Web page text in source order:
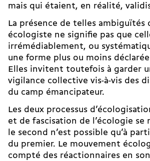
mais qui étaient, en réalité,
La présence de telles ambiguïtés
écologiste ne signifie pas que
irrémédiablement, ou
une forme plus ou moins déclarée
Elles invitent toutefois à garder
vigilance collective vis-à-vis des
du camp émancipateur.
Les deux processus
et de fascisation de l’écologie se
le second n’est possible qu’à
du premier. Le mouvement
compté des réactionnaires en